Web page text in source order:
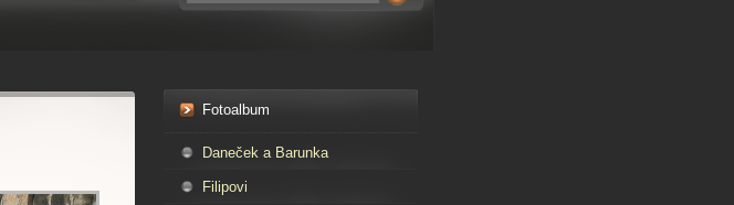
Fotoalbum
Daneček a Barunka
Filipovi